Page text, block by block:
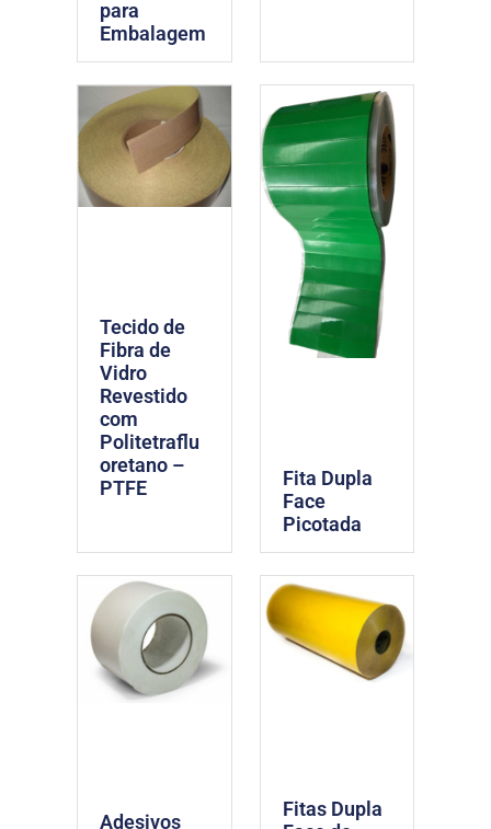
para
Embalagem
Tecido de
Fibra de
Vidro
Revestido
com
Politetraflu
oretano –
PTFE
Fita Dupla
Face
Picotada
Adesivos
Fitas Dupla